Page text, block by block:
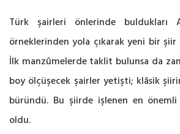
Türk şairleri önlerinde buldukları
örneklerinden yola çıkarak yeni bir
İlk manzûmelerde taklit bulunsa da
boy ‎ölçüşecek şairler yetişti; klâsik
büründü. Bu şiirde işlenen en
oldu.